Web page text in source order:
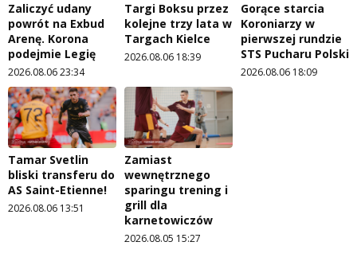
Zaliczyć udany
powrót na Exbud
Arenę. Korona
podejmie Legię
2026.08.06 23:34
Targi Boksu przez
kolejne trzy lata w
Targach Kielce
2026.08.06 18:39
Gorące starcia
Koroniarzy w
pierwszej rundzie
STS Pucharu Polski
2026.08.06 18:09
Tamar Svetlin
bliski transferu do
AS Saint-Etienne!
2026.08.06 13:51
Zamiast
wewnętrznego
sparingu trening i
grill dla
karnetowiczów
2026.08.05 15:27